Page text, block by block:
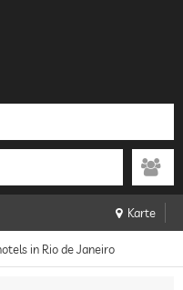
Karte
in Rio de Janeiro